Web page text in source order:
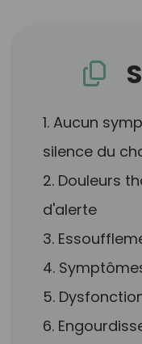
1. Aucun
silence du
2. Douleurs
d'alerte
3.
4.
5.
6.